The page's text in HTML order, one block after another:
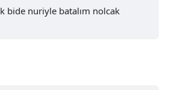
bide nuriyle batalım nolcak